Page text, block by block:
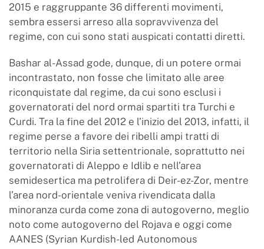
2015 e raggruppante 36 differenti movimenti,
sembra essersi arreso alla sopravvivenza del
regime, con cui sono stati auspicati contatti diretti.
Bashar al-Assad gode, dunque, di un potere ormai
incontrastato, non fosse che limitato alle aree
riconquistate dal regime, da cui sono esclusi i
governatorati del nord ormai spartiti tra Turchi e
Curdi. Tra la fine del 2012 e l’inizio del 2013, infatti, il
regime perse a favore dei ribelli ampi tratti di
territorio nella Siria settentrionale, soprattutto nei
governatorati di Aleppo e Idlib e nell’area
semidesertica ma petrolifera di Deir-ez-Zor, mentre
l’area nord-orientale veniva rivendicata dalla
minoranza curda come zona di autogoverno, meglio
noto come autogoverno del Rojava e oggi come
AANES (Syrian Kurdish-led Autonomous